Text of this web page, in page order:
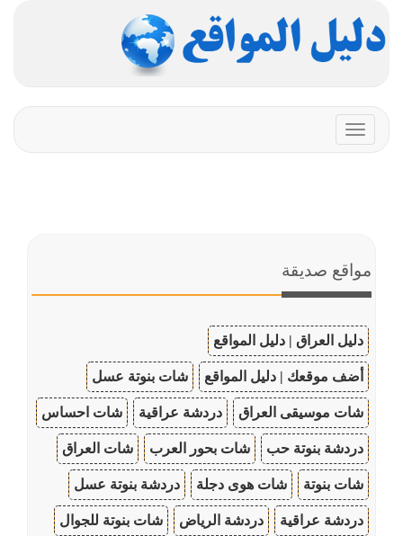
Toggle
navigation
مواقع صديقة
دليل العراق | دليل المواقع
أضف موقعك | دليل المواقع شات بنوتة عسل
شات موسيقى العراق دردشة عراقية شات احساس
دردشة بنوتة حب شات بحور العرب شات العراق
شات بنوتة شات هوى دجلة دردشة بنوتة عسل
دردشة عراقية دردشة الرياض شات بنوتة للجوال